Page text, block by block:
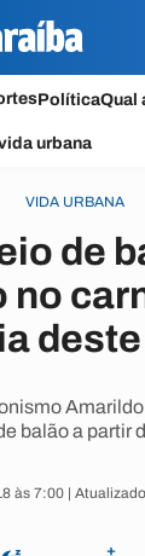
PolíticaQual
urbana
VIDA URBANA
de
no
balão a partir
às 7:00 |